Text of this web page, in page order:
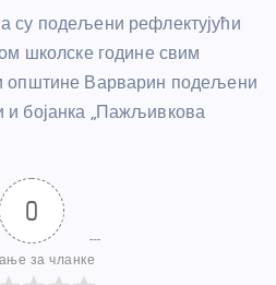
су подељени рефлектујући
школске године свим
општине Варварин подељени
и бојанка „Пажљивкова
0
за чланке